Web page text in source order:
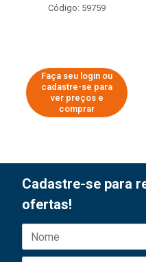
Código: 59759
Faça seu login ou
cadastre-se para
ver preços e
comprar
Cadastre-se para
ofertas!